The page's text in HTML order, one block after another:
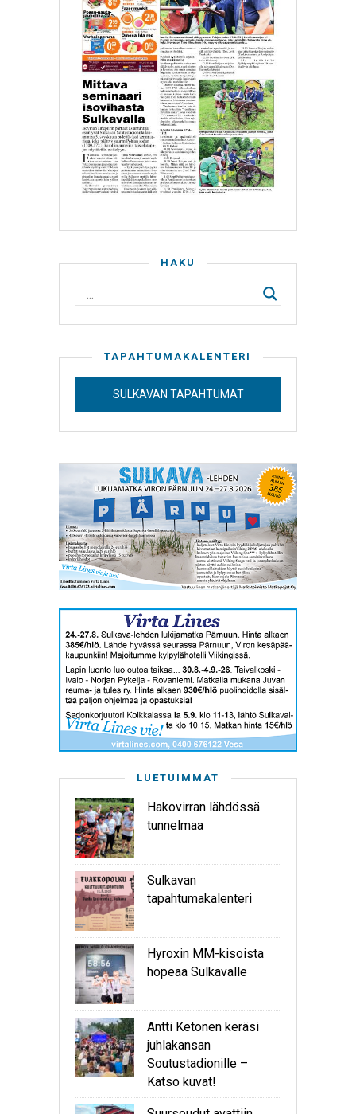
HAKU
TAPAHTUMAKALENTERI
SULKAVAN TAPAHTUMAT
LUETUIMMAT
Hakovirran lähdössä
tunnelmaa
Sulkavan
tapahtumakalenteri
Hyroxin MM-kisoista
hopeaa Sulkavalle
Antti Ketonen keräsi
juhlakansan
Soutustadionille –
Katso kuvat!